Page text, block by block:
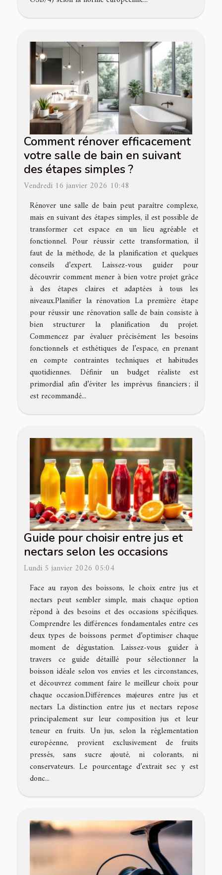
Comment rénover efficacement
votre salle de bain en suivant
des étapes simples ?
Vendredi 16 janvier 2026 10:48
Rénover une salle de bain peut paraître complexe,
mais en suivant des étapes simples, il est possible de
transformer cet espace en un lieu agréable et
fonctionnel. Pour réussir cette transformation, il
faut de la méthode, de la planification et quelques
conseils d’expert. Laissez-vous guider pour
découvrir comment mener à bien votre projet grâce
à des étapes claires et adaptées à tous les
niveaux.Planifier la rénovation La première étape
pour réussir une rénovation salle de bain consiste à
bien structurer la planification du projet.
Commencez par évaluer précisément les besoins
fonctionnels et esthétiques de l’espace, en prenant
en compte contraintes techniques et habitudes
quotidiennes. Définir un budget réaliste est
primordial afin d’éviter les imprévus financiers ; il
est recommandé...
Guide pour choisir entre jus et
nectars selon les occasions
Lundi 5 janvier 2026 05:04
Face au rayon des boissons, le choix entre jus et
nectars peut sembler simple, mais chaque option
répond à des besoins et des occasions spécifiques.
Comprendre les différences fondamentales entre ces
deux types de boissons permet d’optimiser chaque
moment de dégustation. Laissez-vous guider à
travers ce guide détaillé pour sélectionner la
boisson idéale selon vos envies et les circonstances,
et découvrez comment faire le meilleur choix pour
chaque occasion.Différences majeures entre jus et
nectars La distinction entre jus et nectars repose
principalement sur leur composition jus et leur
teneur en fruits. Un jus, selon la réglementation
européenne, provient exclusivement de fruits
pressés, sans sucre ajouté, ni colorants, ni
conservateurs. Le pourcentage d’extrait sec y est
donc...